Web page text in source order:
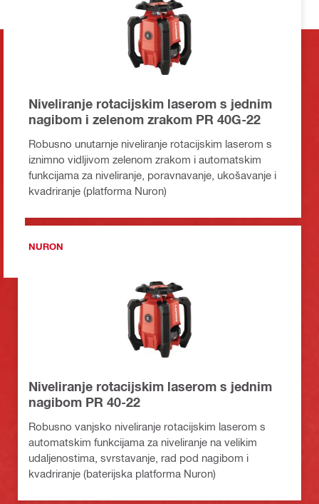
Niveliranje rotacijskim laserom s jednim
nagibom i zelenom zrakom PR 40G-22
Robusno unutarnje niveliranje rotacijskim laserom s
iznimno vidljivom zelenom zrakom i automatskim
funkcijama za niveliranje, poravnavanje, ukošavanje i
kvadriranje (platforma Nuron)
NURON
Niveliranje rotacijskim laserom s jednim
nagibom PR 40-22
Robusno vanjsko niveliranje rotacijskim laserom s
automatskim funkcijama za niveliranje na velikim
udaljenostima, svrstavanje, rad pod nagibom i
kvadriranje (baterijska platforma Nuron)